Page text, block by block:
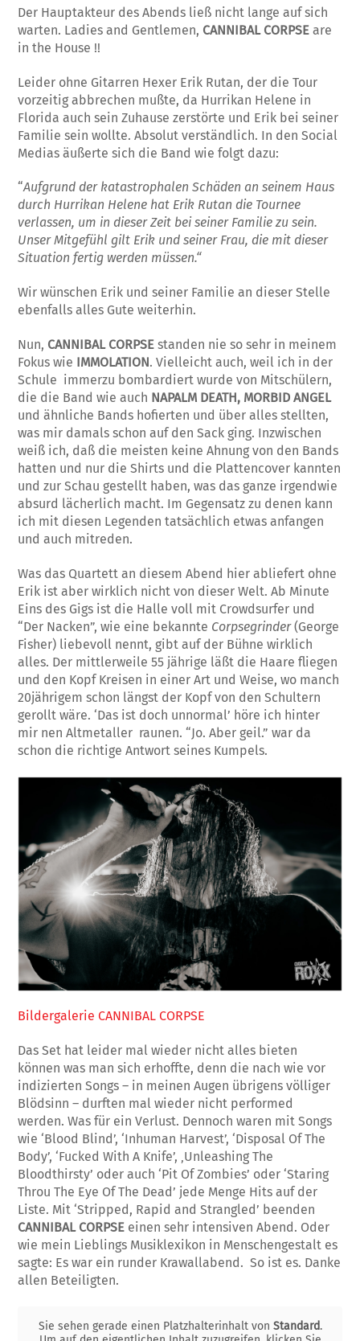
Der Hauptakteur des Abends ließ nicht lange auf sich
warten. Ladies and Gentlemen, CANNIBAL CORPSE are
in the House !!
Leider ohne Gitarren Hexer Erik Rutan, der die Tour
vorzeitig abbrechen mußte, da Hurrikan Helene in
Florida auch sein Zuhause zerstörte und Erik bei seiner
Familie sein wollte. Absolut verständlich. In den Social
Medias äußerte sich die Band wie folgt dazu:
“Aufgrund der katastrophalen Schäden an seinem Haus
durch Hurrikan Helene hat Erik Rutan die Tournee
verlassen, um in dieser Zeit bei seiner Familie zu sein.
Unser Mitgefühl gilt Erik und seiner Frau, die mit dieser
Situation fertig werden müssen.“
Wir wünschen Erik und seiner Familie an dieser Stelle
ebenfalls alles Gute weiterhin.
Nun, CANNIBAL CORPSE standen nie so sehr in meinem
Fokus wie IMMOLATION. Vielleicht auch, weil ich in der
Schule immerzu bombardiert wurde von Mitschülern,
die die Band wie auch NAPALM DEATH, MORBID ANGEL
und ähnliche Bands hofierten und über alles stellten,
was mir damals schon auf den Sack ging. Inzwischen
weiß ich, daß die meisten keine Ahnung von den Bands
hatten und nur die Shirts und die Plattencover kannten
und zur Schau gestellt haben, was das ganze irgendwie
absurd lächerlich macht. Im Gegensatz zu denen kann
ich mit diesen Legenden tatsächlich etwas anfangen
und auch mitreden.
Was das Quartett an diesem Abend hier abliefert ohne
Erik ist aber wirklich nicht von dieser Welt. Ab Minute
Eins des Gigs ist die Halle voll mit Crowdsurfer und
“Der Nacken”, wie eine bekannte Corpsegrinder(George
Fisher) liebevoll nennt, gibt auf der Bühne wirklich
alles. Der mittlerweile 55 jährige läßt die Haare fliegen
und den Kopf Kreisen in einer Art und Weise, wo manch
20jährigem schon längst der Kopf von den Schultern
gerollt wäre. ‘Das ist doch unnormal’ höre ich hinter
mir nen Altmetaller raunen. “Jo. Aber geil.” war da
schon die richtige Antwort seines Kumpels.
Bildergalerie CANNIBAL CORPSE
Das Set hat leider mal wieder nicht alles bieten
können was man sich erhoffte, denn die nach wie vor
indizierten Songs – in meinen Augen übrigens völliger
Blödsinn – durften mal wieder nicht performed
werden. Was für ein Verlust. Dennoch waren mit Songs
wie ‘Blood Blind’, ‘Inhuman Harvest’, ‘Disposal Of The
Body’, ‘Fucked With A Knife’, ‚Unleashing The
Bloodthirsty’ oder auch ‘Pit Of Zombies’ oder ‘Staring
Throu The Eye Of The Dead’ jede Menge Hits auf der
Liste. Mit ‘Stripped, Rapid and Strangled’ beenden
CANNIBAL CORPSE einen sehr intensiven Abend. Oder
wie mein Lieblings Musiklexikon in Menschengestalt es
sagte: Es war ein runder Krawallabend. So ist es. Danke
allen Beteiligten.
Sie sehen gerade einen Platzhalterinhalt von Standard.